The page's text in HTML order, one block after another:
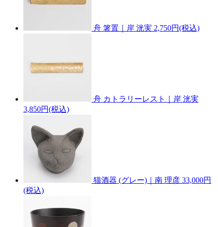
舟 箸置｜岸 洸実 2,750円(税込)
舟 カトラリーレスト｜岸 洸実
3,850円(税込)
猫酒器 (グレー)｜南 理彦 33,000円
(税込)